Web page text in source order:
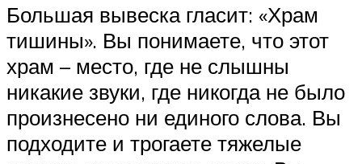
Большая вывеска гласит: «Храм
тишины». Вы понимаете, что этот
храм – место, где не слышны
никакие звуки, где никогда не было
произнесено ни единого слова. Вы
подходите и трогаете тяжелые